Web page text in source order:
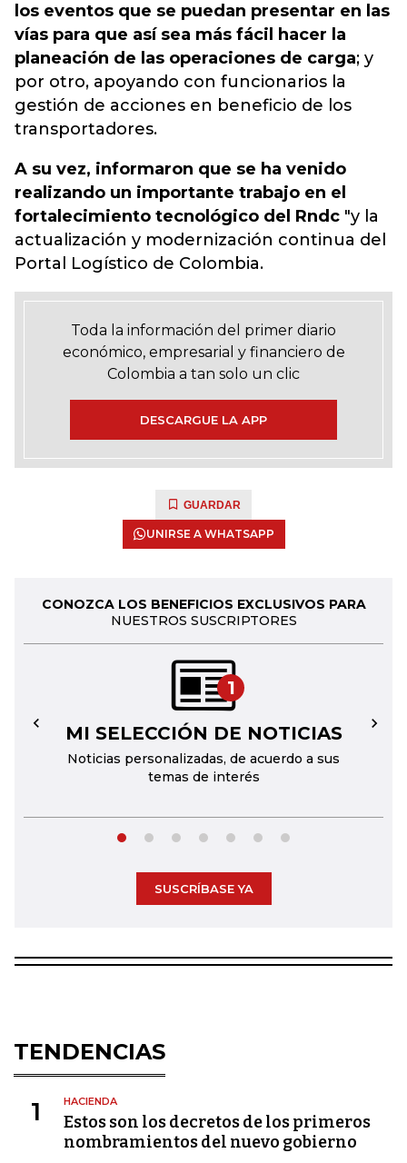
los eventos que se puedan presentar en las
vías para que así sea más fácil hacer la
planeación de las operaciones de carga; y
por otro, apoyando con funcionarios la
gestión de acciones en beneficio de los
transportadores.
A su vez, informaron que se ha venido
realizando un importante trabajo en el
fortalecimiento tecnológico del Rndc "y la
actualización y modernización continua del
Portal Logístico de Colombia.
Toda la información del primer diario
económico, empresarial y financiero de
Colombia a tan solo un clic
DESCARGUE LA APP
GUARDAR
UNIRSE A WHATSAPP
CONOZCA LOS BENEFICIOS EXCLUSIVOS PARA
NUESTROS SUSCRIPTORES
1
MI SELECCIÓN DE NOTICIAS
Noticias personalizadas, de acuerdo a sus
temas de interés
← →
SUSCRÍBASE YA
TENDENCIAS
1 HACIENDA
Estos son los decretos de los primeros
nombramientos del nuevo gobierno